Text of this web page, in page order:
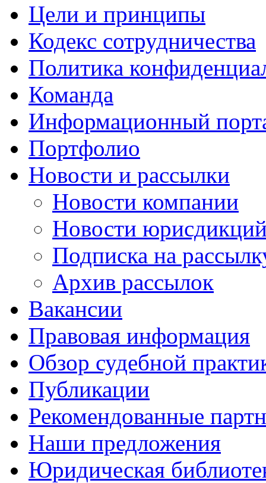
Цели и принципы
Кодекс сотрудничества
Политика
Команда
Информационный
Портфолио
Новости и рассылки
Новости компании
Новости
Подписка на
Архив рассылок
Вакансии
Правовая информация
Обзор судебной
Публикации
Рекомендованные
Наши предложения
Юридическая